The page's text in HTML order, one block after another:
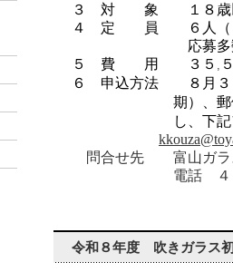
３ 対 象 １８歳以
４ 定 員 ６人（３
応募多数の場
５ 費 用 ３５ ,
６ 申込方法 ８月３
期）、
し、下
問合せ先 富山ガラ
電話 ４３６－３
令和８年度 吹きガラス